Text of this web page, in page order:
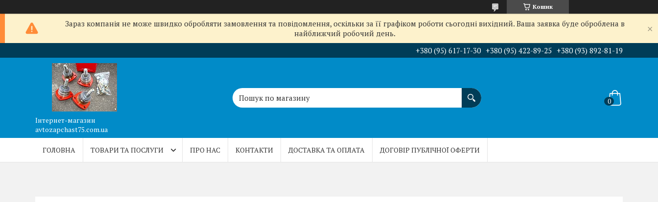
Кошик
Зараз компанія не може швидко обробляти замовлення та повідомлення, оскільки за її графіком роботи сьогодні вихідний. Ваша заявка буде оброблена в
найближчий робочий день.
+380 (95) 617-17-30 +380 (95) 422-89-25 +380 (93) 892-81-19
Інтернет-магазин
avtozapchast75.com.ua
ГОЛОВНА ТОВАРИ ТА ПОСЛУГИ ПРО НАС КОНТАКТИ ДОСТАВКА ТА ОПЛАТА ДОГОВІР ПУБЛІЧНОЇ ОФЕРТИ